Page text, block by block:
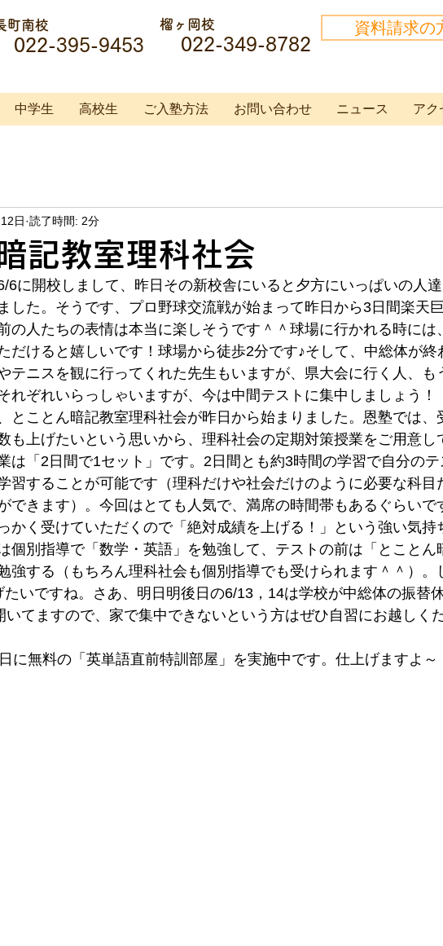
022-395-9453
町南校
022-349-8782
榴ヶ岡校 資料請求の
中学生 高校生 ご入塾方法 お問い合わせ ニュース アク
記教室理科社会
日 読了時間: 2分
開校しまして、昨日その新校舎にいると夕方にいっぱいの人
した。そうです、プロ野球交流戦が始まって昨日から3日間楽天
の人たちの表情は本当に楽しそうです＾＾球場に行かれる時には
だけると嬉しいです！球場から徒歩2分です♪そして、中総体が終
テニスを観に行ってくれた先生もいますが、県大会に行く人、も
れぞれいらっしゃいますが、今は中間テストに集中しましょう！
ことん暗記教室理科社会が昨日から始まりました。恩塾では、
も上げたいという思いから、理科社会の定期対策授業をご用意し
は「2日間で1セット」です。2日間とも約3時間の学習で自分のテ
習することが可能です（理科だけや社会だけのように必要な科目
できます）。今回はとても人気で、満席の時間帯もあるぐらいで
かく受けていただくので「絶対成績を上げる！」という強い気持
個別指導で「数学・英語」を勉強して、テストの前は「とことん
強する（もちろん理科社会も個別指導でも受けられます＾＾）。
いですね。さあ、明日明後日の6/13，14は学校が中総体の振替
てますので、家で集中できないという方はぜひ自習にお越しく
に無料の「英単語直前特訓部屋」を実施中です。仕上げますよ～